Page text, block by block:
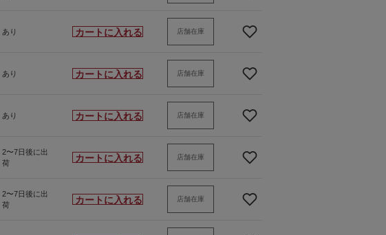
あり カートに入れる 店舗在庫
あり カートに入れる 店舗在庫
あり カートに入れる 店舗在庫
2〜7日後に出
荷
カートに入れる 店舗在庫
2〜7日後に出
荷
カートに入れる 店舗在庫